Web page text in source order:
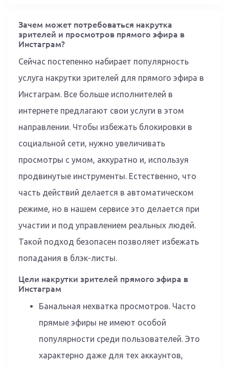
Зачем может потребоваться накрутка
зрителей и просмотров прямого эфира в
Инстаграм?
Сейчас постепенно набирает популярность
услуга накрутки зрителей для прямого эфира в
Инстаграм. Все больше исполнителей в
интернете предлагают свои услуги в этом
направлении. Чтобы избежать блокировки в
социальной сети, нужно увеличивать
просмотры с умом, аккуратно и, используя
продвинутые инструменты. Естественно, что
часть действий делается в автоматическом
режиме, но в нашем сервисе это делается при
участии и под управлением реальных людей.
Такой подход безопасен позволяет избежать
попадания в блэк-листы.
Цели накрутки зрителей прямого эфира в
Инстаграм
Банальная нехватка просмотров. Часто
прямые эфиры не имеют особой
популярности среди пользователей. Это
характерно даже для тех аккаунтов,